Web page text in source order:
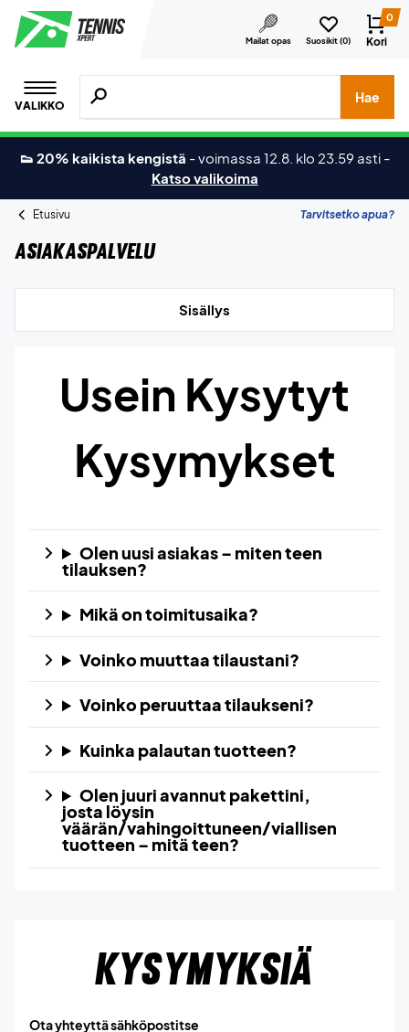
Mailat opas Suosikit (0)
0
Kori
VALIKKO
Hae tuotteita, merkkejä jne.
Hae
👟 20% kaikista kengistä -voimassa 12.8. klo 23.59 asti -
Katso valikoima
Etusivu Tarvitsetko apua?
Asiakaspalvelu
Sisällys
Usein Kysytyt
Kysymykset
Olen uusi asiakas – miten teen
tilauksen?
Mikä on toimitusaika?
Voinko muuttaa tilaustani?
Voinko peruuttaa tilaukseni?
Kuinka palautan tuotteen?
Olen juuri avannut pakettini,
josta löysin
väärän/vahingoittuneen/viallisen
tuotteen – mitä teen?
KYSYMYKSIÄ
Ota yhteyttä sähköpostitse